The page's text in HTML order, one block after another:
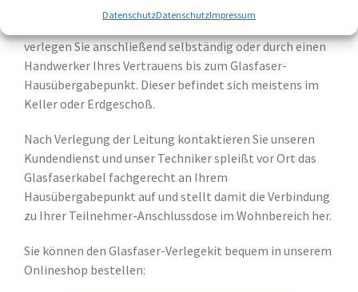
DatenschutzDatenschutzImpressum
verlegen Sie anschließend selbständig oder durch einen
Handwerker Ihres Vertrauens bis zum Glasfaser-
Hausübergabepunkt. Dieser befindet sich meistens im
Keller oder Erdgeschoß.
Nach Verlegung der Leitung kontaktieren Sie unseren
Kundendienst und unser Techniker spleißt vor Ort das
Glasfaserkabel fachgerecht an Ihrem
Hausübergabepunkt auf und stellt damit die Verbindung
zu Ihrer Teilnehmer-Anschlussdose im Wohnbereich her.
Sie können den Glasfaser-Verlegekit bequem in unserem
Onlineshop bestellen: